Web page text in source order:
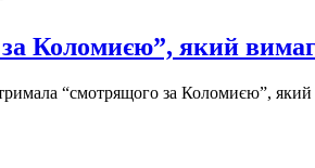
Коломиєю”, який
“смотрящого за Коломиєю”,